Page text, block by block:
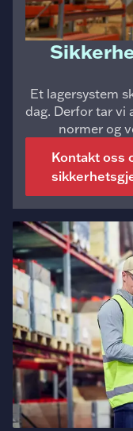
Et lagersystem
dag. Derfor tar vi
normer og
Kontakt oss